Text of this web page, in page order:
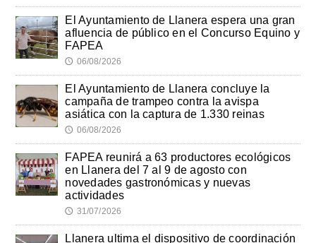
El Ayuntamiento de Llanera espera una gran
afluencia de público en el Concurso Equino y
FAPEA
🕔 06/08/2026
El Ayuntamiento de Llanera concluye la
campaña de trampeo contra la avispa
asiática con la captura de 1.330 reinas
🕔 06/08/2026
FAPEA reunirá a 63 productores ecológicos
en Llanera del 7 al 9 de agosto con
novedades gastronómicas y nuevas
actividades
🕔 31/07/2026
Llanera ultima el dispositivo de coordinación